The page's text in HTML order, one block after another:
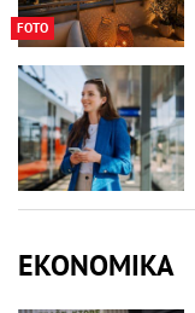
FOTO
EKONOMIKA